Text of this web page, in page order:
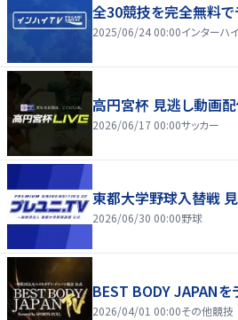
全30競技を完全無料で
2025/06/24 00:00インターハ
高円宮杯 見逃し動画配
2026/06/17 00:00サッカー
東都大学野球入替戦 見
2026/06/30 00:00野球
BEST BODY JAPANを
2026/04/01 00:00その他競技